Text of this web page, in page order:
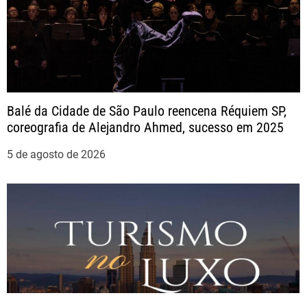
o
s
Balé da Cidade de São Paulo reencena Réquiem SP,
coreografia de Alejandro Ahmed, sucesso em 2025
5 de agosto de 2026